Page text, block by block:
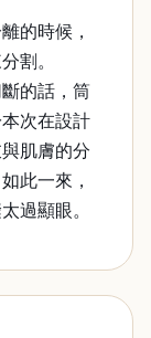
的時候，
割。
的話，筒
次在設計
肌膚的分
此一來，
過顯眼。